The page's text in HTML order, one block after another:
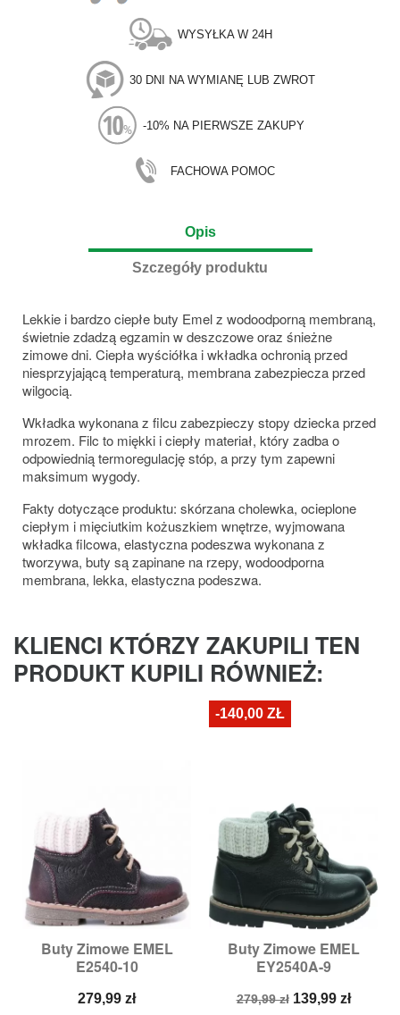
WYSYŁKA W 24H
30 DNI NA WYMIANĘ LUB ZWROT
-10% NA PIERWSZE ZAKUPY
FACHOWA POMOC
Opis
Szczegóły produktu
Lekkie i bardzo ciepłe buty Emel z wodoodporną membraną,
świetnie zdadzą egzamin w deszczowe oraz śnieżne
zimowe dni. Ciepła wyściółka i wkładka ochronią przed
niesprzyjającą temperaturą, membrana zabezpiecza przed
wilgocią.
Wkładka wykonana z filcu zabezpieczy stopy dziecka przed
mrozem. Filc to miękki i ciepły materiał, który zadba o
odpowiednią termoregulację stóp, a przy tym zapewni
maksimum wygody.
Fakty dotyczące produktu: skórzana cholewka, ocieplone
ciepłym i mięciutkim kożuszkiem wnętrze, wyjmowana
wkładka filcowa, elastyczna podeszwa wykonana z
tworzywa, buty są zapinane na rzepy, wodoodporna
membrana, lekka, elastyczna podeszwa.
KLIENCI KTÓRZY ZAKUPILI TEN
PRODUKT KUPILI RÓWNIEŻ:
Buty Zimowe EMEL
E2540-10
Cena
279,99 zł
Buty Zimowe EMEL
EY2540A-9
Cena
279,99 zł Cena
139,99 zł
-140,00 ZŁ